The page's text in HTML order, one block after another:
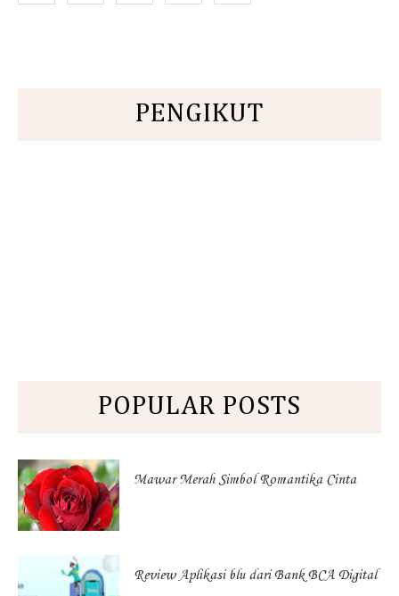
PENGIKUT
POPULAR POSTS
Mawar Merah Simbol Romantika Cinta
Review Aplikasi blu dari Bank BCA Digital